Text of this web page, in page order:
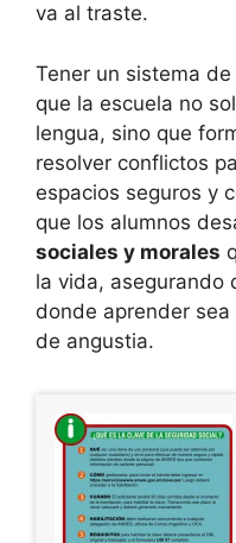
va al traste.
Tener un sistema
que la escuela no
lengua, sino que
resolver conflictos
espacios seguros y
que los alumnos
sociales y morales
la vida, asegurando
donde aprender
de angustia.